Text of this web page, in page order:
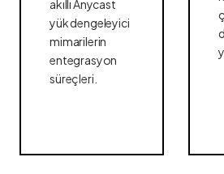
akıllı Anycast
yük dengeleyici
mimarilerin
entegrasyon
süreçleri.